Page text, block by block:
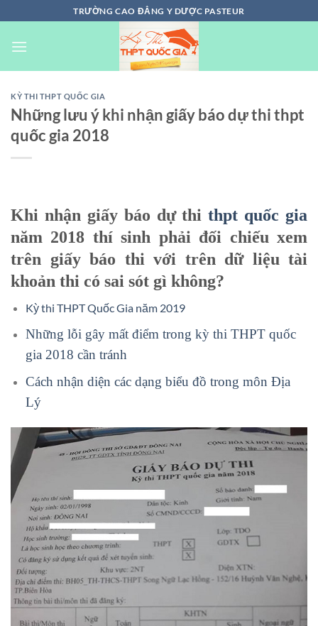
đến
nội
TRƯỜNG CAO ĐẲNG Y DƯỢC PASTEUR
KỲ THI THPT QUỐC GIA
Những lưu ý khi nhận giấy báo dự thi thpt
quốc gia 2018
Khi nhận giấy báo dự thithpt quốc gia
năm 2018 thí sinh phải đối chiếu xem
trên giấy báo thi với trên dữ liệu tài
khoản thi có sai sót gì không?
Kỳ thi THPT Quốc Gia năm 2019
Những lỗi gây mất điểm trong kỳ thi THPT quốc
gia 2018 cần tránh
Cách nhận diện các dạng biểu đồ trong môn Địa
Lý